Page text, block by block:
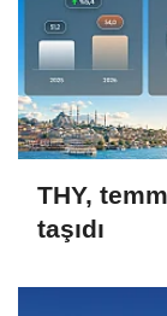
THY,
taşıdı